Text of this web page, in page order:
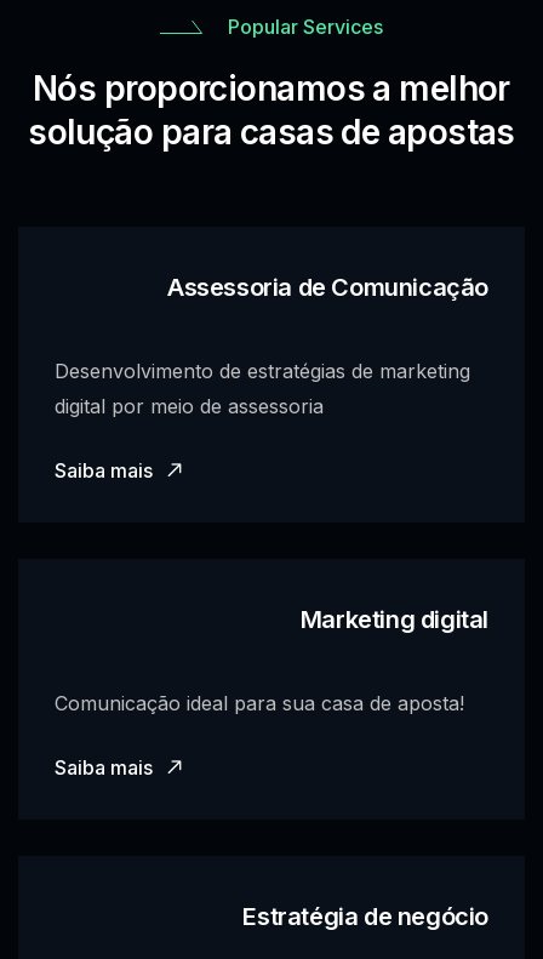
Popular Services
Nós proporcionamos a melhor
solução para casas de apostas
Assessoria de Comunicação
Desenvolvimento de estratégias de marketing
digital por meio de assessoria
Saiba mais
Marketing digital
Comunicação ideal para sua casa de aposta!
Saiba mais
Estratégia de negócio